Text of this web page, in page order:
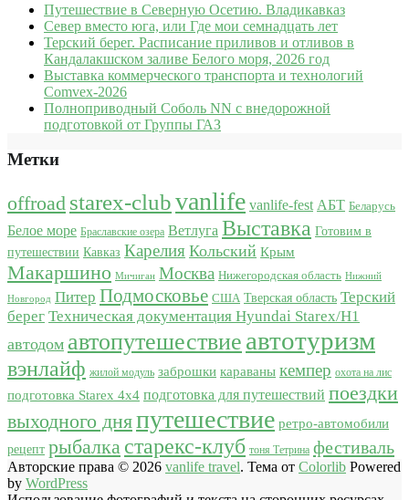
Путешествие в Северную Осетию. Владикавказ
Север вместо юга, или Где мои семнадцать лет
Терский берег. Расписание приливов и отливов в
Кандалакшском заливе Белого моря, 2026 год
Выставка коммерческого транспорта и технологий
Comvex-2026
Полноприводный Соболь NN с внедорожной
подготовкой от Группы ГАЗ
Метки
offroad starex-clubvanlife vanlife-fest АБТ Беларусь
Белое море Браславские озера Ветлуга Выставка Готовим в
путешествии Кавказ Карелия Кольский Крым
Макаршино Мичиган Москва Нижегородская область Нижний
Новгород Питер Подмосковье США Тверская область Терский
берег Техническая документация Hyundai Starex/H1
автодом автопутешествие автотуризм
вэнлайф жилой модуль заброшки караваны кемпер охота на лис
подготовка Starex 4x4 подготовка для путешествий поездки
выходного дняпутешествие ретро-автомобили
рецепт рыбалка старекс-клуб тоня Тетрина фестиваль
Авторские права © 2026 vanlife travel. Тема от Colorlib Powered
by WordPress